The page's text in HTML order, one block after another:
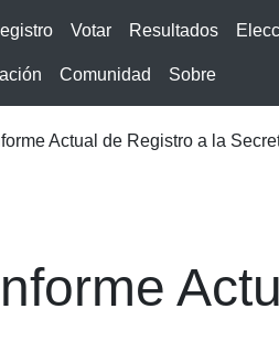
Votar Resultados
Comunidad Sobre
Actual de Registro a la